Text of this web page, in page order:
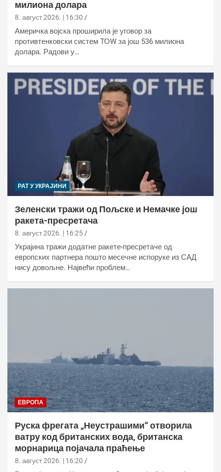
милиона долара
8. август 2026. | 16:30
Америчка војска проширила је уговор за
противтенковски систем ТОW за још 536 милиона
долара. Радови у…
РАТ У УКРАЈИНИ
Зеленски тражи од Пољске и Немачке још
ракета-пресретача
8. август 2026. | 16:25
Украјина тражи додатне ракете-пресретаче од
европских партнера пошто месечне испоруке из САД
нису довољне. Највећи проблем…
ЕВРОПА
Руска фрегата „Неустрашими“ отворила
ватру код британских вода, британска
морнарица појачала праћење
8. август 2026. | 16:20